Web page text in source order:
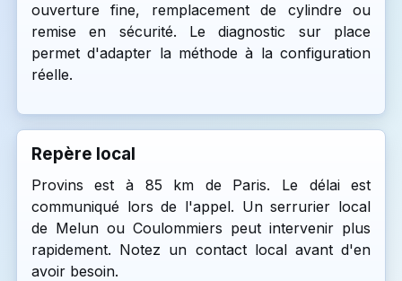
ouverture fine, remplacement de cylindre ou
remise en sécurité. Le diagnostic sur place
permet d'adapter la méthode à la configuration
réelle.
Repère local
Provins est à 85 km de Paris. Le délai est
communiqué lors de l'appel. Un serrurier local
de Melun ou Coulommiers peut intervenir plus
rapidement. Notez un contact local avant d'en
avoir besoin.